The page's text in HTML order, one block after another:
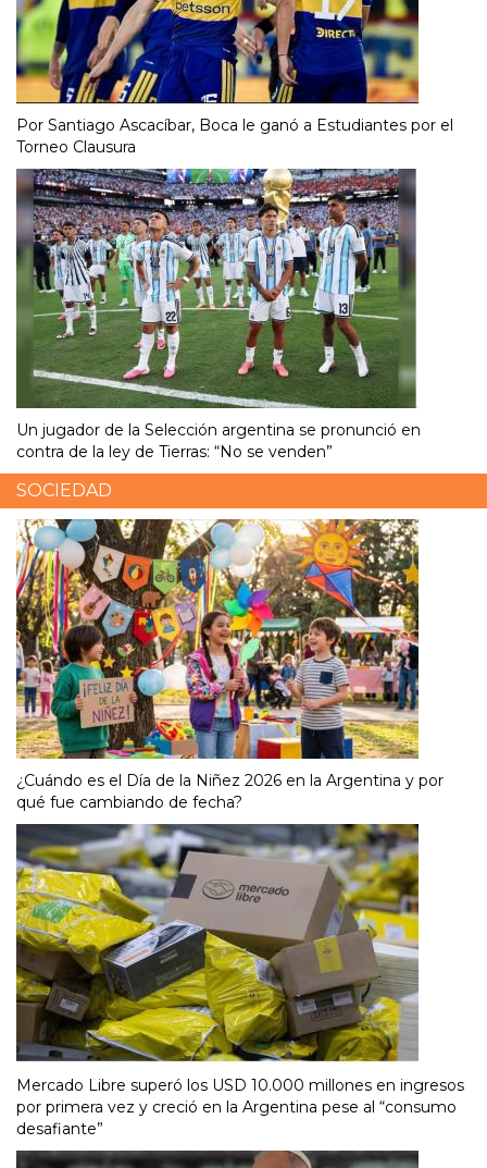
Por Santiago Ascacíbar, Boca le ganó a Estudiantes por el
Torneo Clausura
Un jugador de la Selección argentina se pronunció en
contra de la ley de Tierras: “No se venden”
SOCIEDAD
¿Cuándo es el Día de la Niñez 2026 en la Argentina y por
qué fue cambiando de fecha?
Mercado Libre superó los USD 10.000 millones en ingresos
por primera vez y creció en la Argentina pese al “consumo
desafiante”